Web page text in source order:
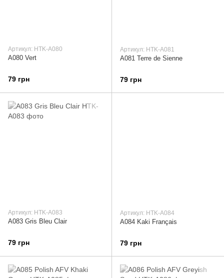
Артикул: HTK-A080
A080 Vert
79 грн
Артикул: HTK-A081
A081 Terre de Sienne
79 грн
Артикул: HTK-A083
A083 Gris Bleu Clair
79 грн
Артикул: HTK-A084
A084 Kaki Français
79 грн